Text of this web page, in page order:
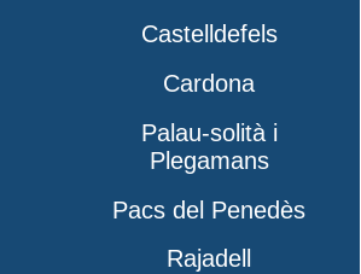
Castelldefels
Cardona
Palau-solità i
Plegamans
Pacs del Penedès
Rajadell